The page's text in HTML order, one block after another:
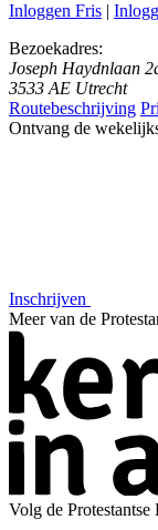
Inloggen Fris |
Bezoekadres:
Joseph Haydnlaan
3533 AE Utrecht
Routebeschrijving
Ontvang de
Inschrijven
Meer van de
Volg de Protestantse